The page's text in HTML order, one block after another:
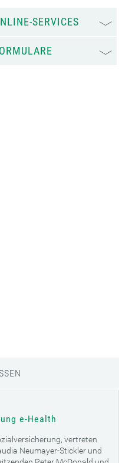
SERVICES
e-Health
vertreten
Neumayer-Stickler und